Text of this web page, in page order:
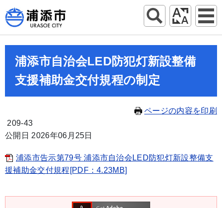
浦添市自治会LED防犯灯新設整備
支援補助金交付規程の制定
ページの内容を印刷
209-43
公開日 2026年06月25日
浦添市告示第79号 浦添市自治会LED防犯灯新設整備支
援補助金交付規程[PDF：4.23MB]